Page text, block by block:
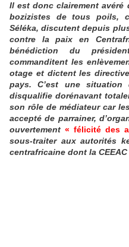
Il est donc clairement avéré
bozizistes de tous poils,
Séléka, discutent depuis
contre la paix en
bénédiction du
commanditent les
otage et dictent les
pays. C’est une situation
disqualifie dorénavant
son rôle de médiateur car
accepté de parrainer,
ouvertement« félicité des
sous-traiter aux autorités
centrafricaine dont la